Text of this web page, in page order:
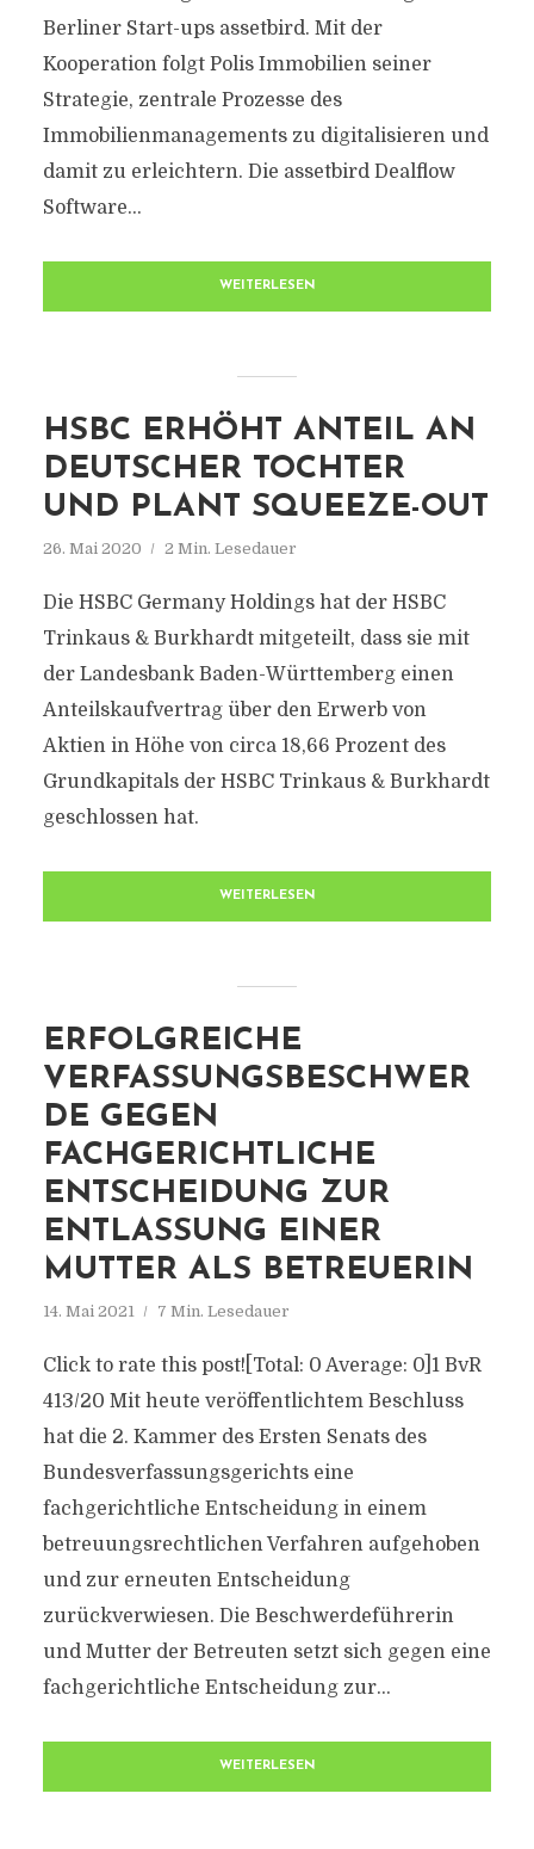
Berliner Start-ups assetbird. Mit der
Kooperation folgt Polis Immobilien seiner
Strategie, zentrale Prozesse des
Immobilienmanagements zu digitalisieren und
damit zu erleichtern. Die assetbird Dealflow
Software...
WEITERLESEN
HSBC ERHÖHT ANTEIL AN
DEUTSCHER TOCHTER
UND PLANT SQUEEZE-OUT
26. Mai 2020 2 Min. Lesedauer
Die HSBC Germany Holdings hat der HSBC
Trinkaus & Burkhardt mitgeteilt, dass sie mit
der Landesbank Baden-Württemberg einen
Anteilskaufvertrag über den Erwerb von
Aktien in Höhe von circa 18,66 Prozent des
Grundkapitals der HSBC Trinkaus & Burkhardt
geschlossen hat.
WEITERLESEN
ERFOLGREICHE
VERFASSUNGSBESCHWER
DE GEGEN
FACHGERICHTLICHE
ENTSCHEIDUNG ZUR
ENTLASSUNG EINER
MUTTER ALS BETREUERIN
14. Mai 2021 7 Min. Lesedauer
Click to rate this post![Total: 0 Average: 0]1 BvR
413/20 Mit heute veröffentlichtem Beschluss
hat die 2. Kammer des Ersten Senats des
Bundesverfassungsgerichts eine
fachgerichtliche Entscheidung in einem
betreuungsrechtlichen Verfahren aufgehoben
und zur erneuten Entscheidung
zurückverwiesen. Die Beschwerdeführerin
und Mutter der Betreuten setzt sich gegen eine
fachgerichtliche Entscheidung zur...
WEITERLESEN